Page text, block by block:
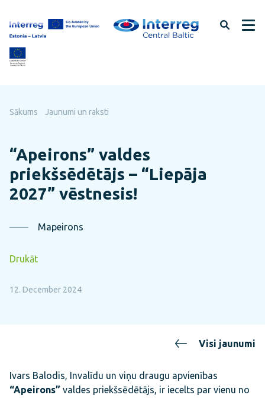
uz
lapas
saturu
Sākums Jaunumi un raksti
“Apeirons” valdes
priekšsēdētājs – “Liepāja
2027” vēstnesis!
Mapeirons
Drukāt
12. December 2024
Visi jaunumi
Ivars Balodis, Invalīdu un viņu draugu apvienības
“Apeirons” valdes priekšsēdētājs, ir iecelts par vienu no